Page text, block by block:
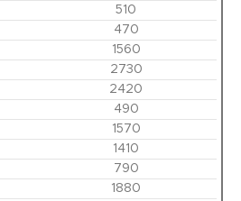
510
470
1560
2730
2420
490
1570
1410
790
1880